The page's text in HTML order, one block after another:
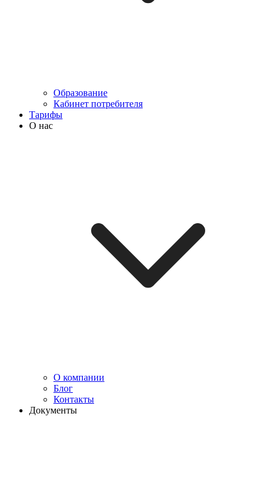
Образование
Кабинет потребителя
Тарифы
О нас
О компании
Блог
Контакты
Документы